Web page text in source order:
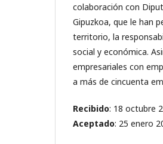
colaboración con
Gipuzkoa, que le han
territorio, la
social y económica.
empresariales con
a más de cincuenta
Recibido: 18 octubre
Aceptado: 25 enero